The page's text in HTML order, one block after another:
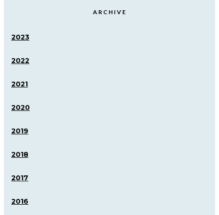
ARCHIVE
2023
2022
2021
2020
2019
2018
2017
2016